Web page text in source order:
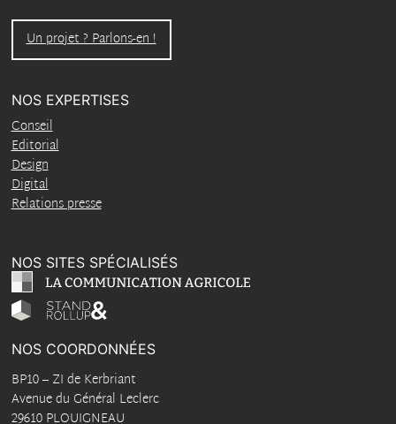
Un projet ? Parlons-en !
NOS EXPERTISES
Conseil
Editorial
Design
Digital
Relations presse
NOS SITES SPÉCIALISÉS
NOS COORDONNÉES
BP10– ZI de Kerbriant
Avenue du Général Leclerc
29610 PLOUIGNEAU